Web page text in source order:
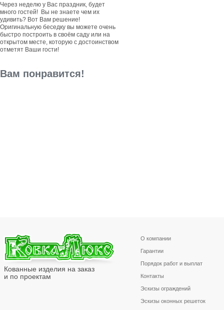
Через неделю у Вас праздник, будет
много гостей! Вы не знаете чем их
удивить? Вот Вам решение!
Оригинальную беседку вы можете очень
быстро построить в своём саду или на
открытом месте, которую с достоинством
отметят Ваши гости!
Вам понравится!
Кованные изделия на заказ
и по проектам
О компании
Гарантии
Порядок работ и выплат
Контакты
Эскизы ограждений
Эскизы оконных решеток